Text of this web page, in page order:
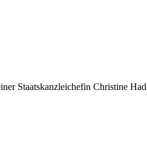
Staatskanzleichefin Christine